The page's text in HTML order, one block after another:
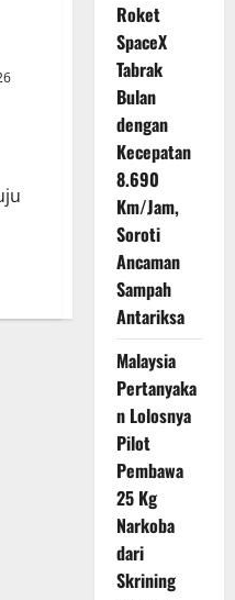
Roket
SpaceX
Tabrak
Bulan
dengan
Kecepatan
8.690
Km/Jam,
Soroti
Ancaman
Sampah
Antariksa
Malaysia
Pertanyaka
n Lolosnya
Pilot
Pembawa
25 Kg
Narkoba
dari
Skrining